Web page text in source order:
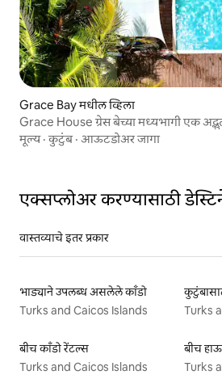
Grace Bay मधील व्हिला
Grace House ग्रेस बेच्या मध्यभागी एक
मूल्य·कुटुंब· आऊटडोअर जागा
एक्सप्लोअर करण्यासाठी
वास्तव्याचे इतर प्रकार
भाड्याने उपलब्ध असलेले काँडो
Turks and Caicos Islands
Turks
बीच काँडो रेंटल्स
Turks and Caicos Islands
बीच
Turks